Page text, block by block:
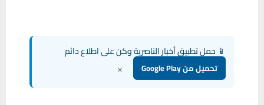
📱 حمل تطبيق أخبار الناصرية وكن على اطلاع دائم
تحميل من Google Play ×